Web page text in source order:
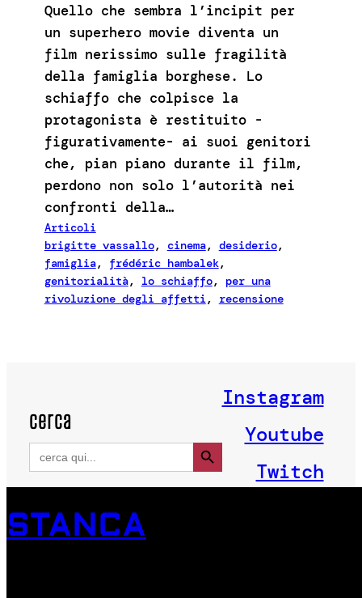
Quello che sembra l’incipit per
un superhero movie diventa un
film nerissimo sulle fragilità
della famiglia borghese. Lo
schiaffo che colpisce la
protagonista è restituito -
figurativamente- ai suoi genitori
che, pian piano durante il film,
perdono non solo l’autorità nei
confronti della…
Articoli
brigitte vassallo, cinema, desiderio
famiglia, frédéric hambalek
genitorialità, lo schiaffo, per una
rivoluzione degli affetti, recensione
cerca
Search
for:
Search Button
Instagram
Youtube
Twitch
STANCA